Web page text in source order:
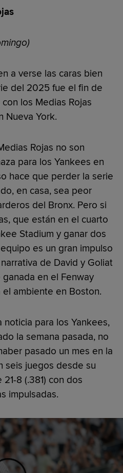
a verse las caras bien
del 2025 fue el fin de
los Medias Rojas
Nueva York.
Rojas no son
para los Yankees en
hace que perder la serie
en casa, sea peor
del Bronx. Pero si
que están en el cuarto
Stadium y ganar dos
es un gran impulso
de David y Goliat
en el Fenway
ambiente en Boston.
noticia para los Yankees,
la semana pasada, no
pasado un mes en la
seis juegos desde su
8 (.381) con dos
impulsadas.